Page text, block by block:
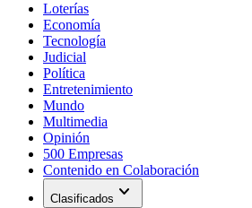
Loterías
Economía
Tecnología
Judicial
Política
Entretenimiento
Mundo
Multimedia
Opinión
500 Empresas
Contenido en Colaboración
Clasificados expand_more